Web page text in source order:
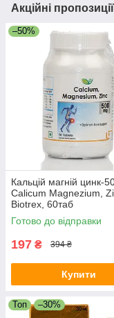
Акційні
–50%
Кальцій магній цинк-
Calicum Magnezium,
Biotrex, 60таб
Готово до відправки
197 ₴ 394 ₴
Купити
Топ –30%